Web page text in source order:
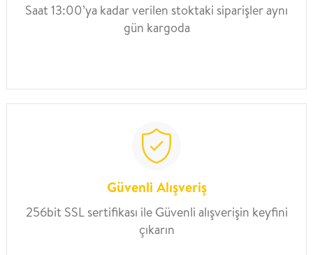
Saat 13:00’ya kadar verilen stoktaki siparişler aynı
gün kargoda
Güvenli Alışveriş
256bit SSL sertifikası ile Güvenli alışverişin keyfini
çıkarın